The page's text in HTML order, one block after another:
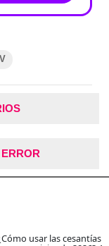
usar las cesantías